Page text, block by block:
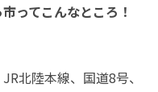
ってこんなところ！
北陸本線、国道8号、